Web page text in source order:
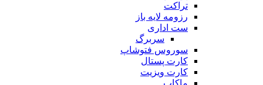
تراکت
رزومه لایه باز
ست اداری
سربرگ
سوروس فتوشاپ
کارت پستال
کارت ویزیت